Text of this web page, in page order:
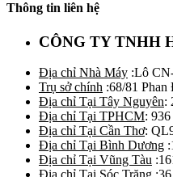
Thông tin liên hệ
CÔNG TY TNHH
Địa chỉ Nhà Máy :Lô
Trụ sở chính :68/81
Địa chỉ Tại Tây Nguyên:
Địa chỉ Tại TPHCM:
Địa chỉ Tại Cần Thơ:
Địa chỉ Tại Bình Dương
Địa chỉ Tại Vũng Tàu